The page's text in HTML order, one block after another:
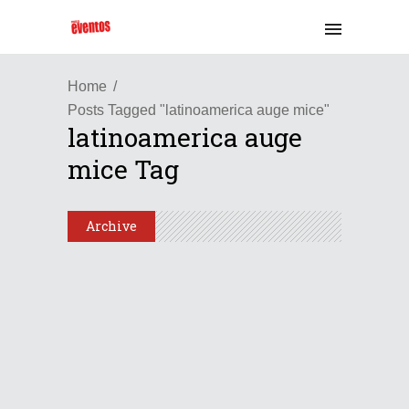
Home
Posts Tagged "latinoamerica auge mice"
latinoamerica auge
mice Tag
Archive